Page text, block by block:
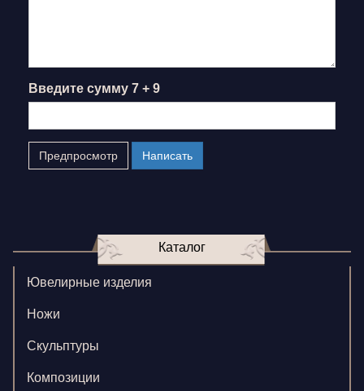
Введите сумму 7 + 9
Каталог
Ювелирные изделия
Ножи
Скульптуры
Композиции